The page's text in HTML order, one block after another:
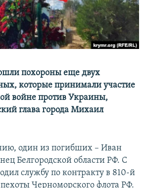
похороны еще двух
которые принимали участие
войне против Украины,
глава города Михаил
один из погибших – Иван
Белгородской области РФ. С
службу по контракту в 810-й
Черноморского флота РФ.